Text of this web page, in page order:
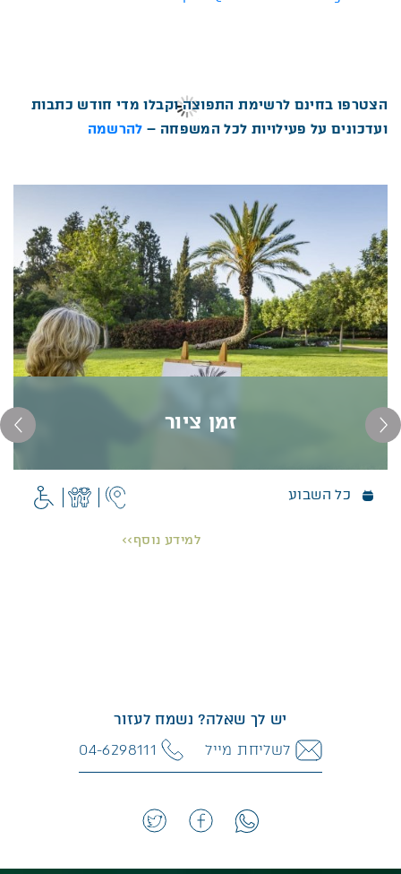
הצטרפו בחינם לרשימת התפוצה וקבלו מדי חודש כתבות
ועדכונים על פעילויות לכל המשפחה – להרשמה
זמן ציור
של היום, כשהוורדים הצבעוניים פורחים במלוא עוזם,
כל השבוע
למידע נוסף>>
יש לך שאלה? נשמח לעזור
לשליחת מייל
04-6298111